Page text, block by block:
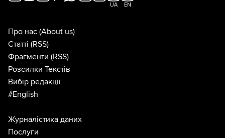
UA EN
Про нас (About us)
Статті (RSS)
Фрагменти (RSS)
Розсилки Текстів
Вибір редакції
#English
Журналістика даних
Послуги